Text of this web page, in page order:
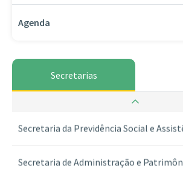
Agenda
Secretarias
Secretaria da Guarda dos Selos
Secretaria da Previdência Social e
Secretaria de Administração e